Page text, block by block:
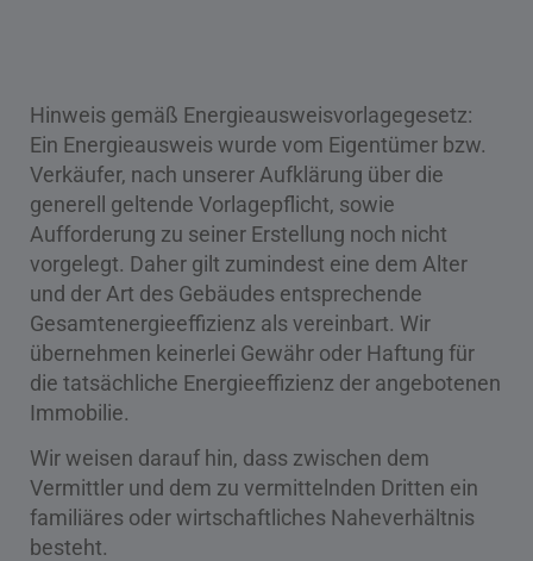
Hinweis gemäß Energieausweisvorlagegesetz:
Ein Energieausweis wurde vom Eigentümer bzw.
Verkäufer, nach unserer Aufklärung über die
generell geltende Vorlagepflicht, sowie
Aufforderung zu seiner Erstellung noch nicht
vorgelegt. Daher gilt zumindest eine dem Alter
und der Art des Gebäudes entsprechende
Gesamtenergieeffizienz als vereinbart. Wir
übernehmen keinerlei Gewähr oder Haftung für
die tatsächliche Energieeffizienz der angebotenen
Immobilie.
Wir weisen darauf hin, dass zwischen dem
Vermittler und dem zu vermittelnden Dritten ein
familiäres oder wirtschaftliches Naheverhältnis
besteht.